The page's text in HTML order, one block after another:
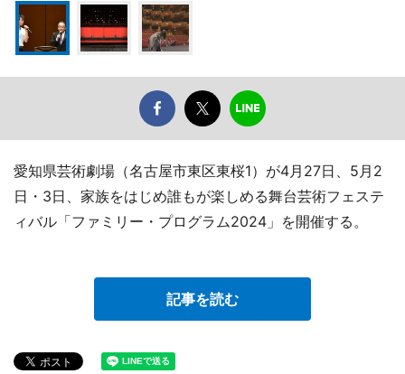
愛知県芸術劇場（名古屋市東区東桜1）が4月27日、5月2
日・3日、家族をはじめ誰もが楽しめる舞台芸術フェステ
ィバル「ファミリー・プログラム2024」を開催する。
記事を読む